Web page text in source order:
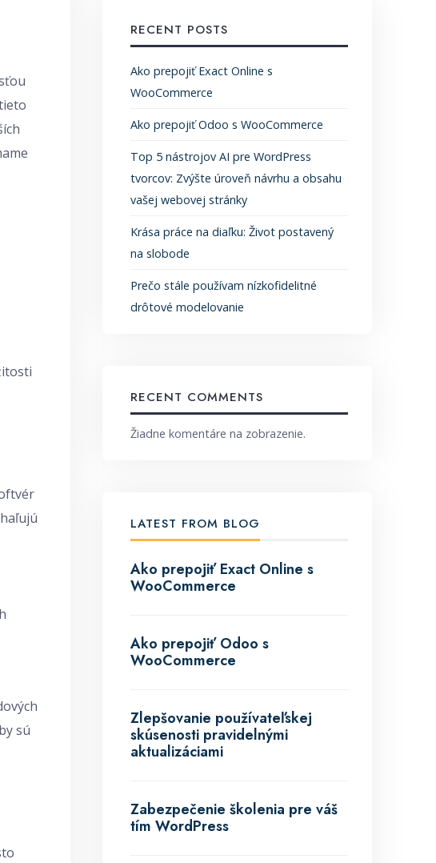
sú
RECENT POSTS
Ako prepojiť Exact Online s
WooCommerce
Ako prepojiť Odoo s WooCommerce
Top 5 nástrojov AI pre WordPress
tvorcov: Zvýšte úroveň návrhu a obsahu
vašej webovej stránky
Krása práce na diaľku: Život postavený
na slobode
Prečo stále používam nízkofidelitné
drôtové modelovanie
RECENT COMMENTS
Žiadne komentáre na zobrazenie.
LATEST FROM BLOG
Ako prepojiť Exact Online s
WooCommerce
Ako prepojiť Odoo s
WooCommerce
Zlepšovanie používateľskej
skúsenosti pravidelnými
aktualizáciami
Zabezpečenie školenia pre váš
tím WordPress